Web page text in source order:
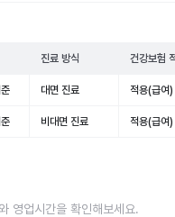
진료 방식 건강보험
대면 진료 적용(급여)
비대면 진료 적용(급여)
영업시간을 확인해보세요.